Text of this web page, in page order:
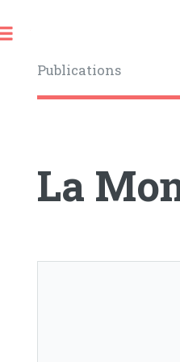
Publications
La